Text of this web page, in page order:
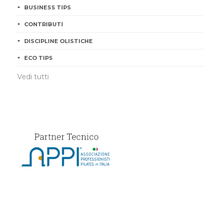
BUSINESS TIPS
CONTRIBUTI
DISCIPLINE OLISTICHE
ECO TIPS